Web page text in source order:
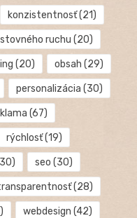
konzistentnosť(21)
ruchu (20)
(20) obsah (29)
personalizácia (30)
(67)
rýchlosť(19)
seo (30)
(28)
webdesign (42)